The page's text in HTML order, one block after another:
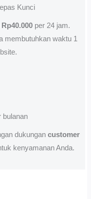
Kunci
Rp40.000 per 24 jam.
membutuhkan waktu 1
bulanan
dukungan customer
kenyamanan Anda.